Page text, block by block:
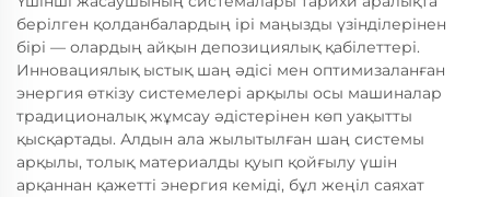
берілген қолданбалардың ірі маңызды үзінділерінен
бірі — олардың айқын депозициялық қабілеттері.
Инновациялық ыстық шаң әдісі мен оптимизаланған
энергия өткізу системелері арқылы осы машиналар
традиционалық жұмсау әдістерінен көп уақытты
қысқартады. Алдын ала жылытылған шаң системы
арқылы, толық материалды қуып қойғылу үшін
арқаннан қажетті энергия кеміді, бұл жеңіл саяхат